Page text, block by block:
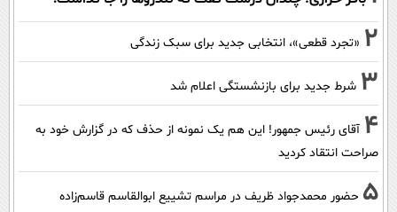
2 «تجرد قطعی»، انتخابی جدید برای سبک زندگی
3 شرط جدید برای بازنشستگی اعلام شد
4 آقای رئیس جمهور! این هم یک نمونه از حذف که در گزارش خود به
صراحت انتقاد کردید
5 حضور محمدجواد ظریف در مراسم تشییع ابوالقاسم قاسم‌زاده